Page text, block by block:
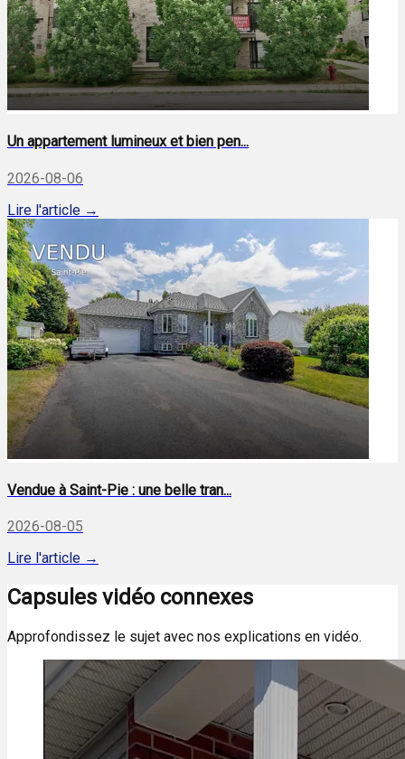
Un appartement lumineux et bien pen...
2026-08-06
Lire l'article →
Vendue à Saint-Pie : une belle tran...
2026-08-05
Lire l'article →
Capsules vidéo connexes
Approfondissez le sujet avec nos explications en vidéo.